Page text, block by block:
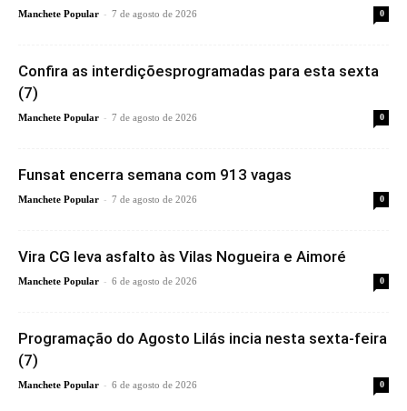
Manchete Popular - 7 de agosto de 2026 0
Confira as interdiçõesprogramadas para esta sexta
(7)
Manchete Popular - 7 de agosto de 2026 0
Funsat encerra semana com 913 vagas
Manchete Popular - 7 de agosto de 2026 0
Vira CG leva asfalto às Vilas Nogueira e Aimoré
Manchete Popular - 6 de agosto de 2026 0
Programação do Agosto Lilás incia nesta sexta-feira
(7)
Manchete Popular - 6 de agosto de 2026 0